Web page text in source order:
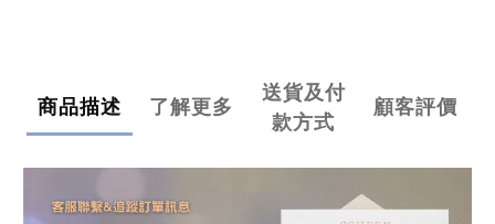
商品描述 了解更多
送貨及付
款方式
顧客評價